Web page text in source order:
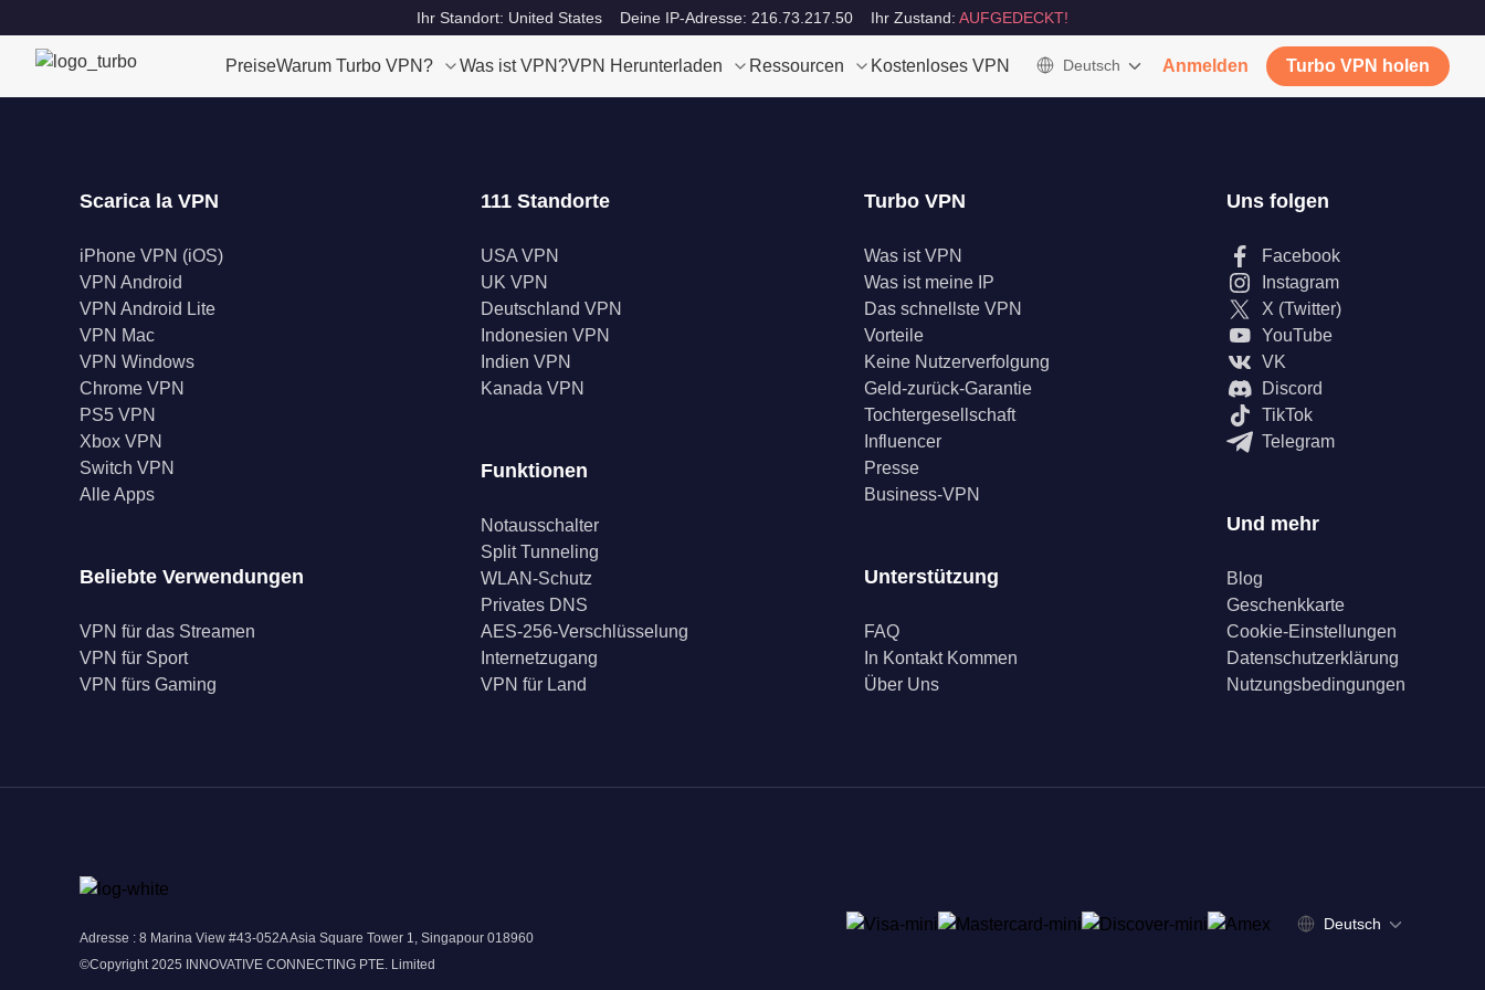
Ihr Standort: United States Deine IP-Adresse: 216.73.217.50 Ihr Zustand: AUFGEDECKT!
PreiseWarum Turbo VPN? Was ist VPN?VPN Herunterladen Ressourcen Kostenloses VPN Deutsch Anmelden Turbo VPN holen
Scarica la VPN
iPhone VPN (iOS)
VPN Android
VPN Android Lite
VPN Mac
VPN Windows
Chrome VPN
PS5 VPN
Xbox VPN
Switch VPN
Alle Apps
Beliebte Verwendungen
VPN für das Streamen
VPN für Sport
VPN fürs Gaming
111 Standorte
USA VPN
UK VPN
Deutschland VPN
Indonesien VPN
Indien VPN
Kanada VPN
Funktionen
Notausschalter
Split Tunneling
WLAN-Schutz
Privates DNS
AES-256-Verschlüsselung
Internetzugang
VPN für Land
Turbo VPN
Was ist VPN
Was ist meine IP
Das schnellste VPN
Vorteile
Keine Nutzerverfolgung
Geld-zurück-Garantie
Tochtergesellschaft
Influencer
Presse
Business-VPN
Unterstützung
FAQ
In Kontakt Kommen
Über Uns
Uns folgen
Facebook
Instagram
X (Twitter)
YouTube
VK
Discord
TikTok
Telegram
Und mehr
Blog
Geschenkkarte
Cookie-Einstellungen
Datenschutzerklärung
Nutzungsbedingungen
Adresse : 8 Marina View #43-052A Asia Square Tower 1, Singapour 018960
©Copyright 2025 INNOVATIVE CONNECTING PTE. Limited
Deutsch